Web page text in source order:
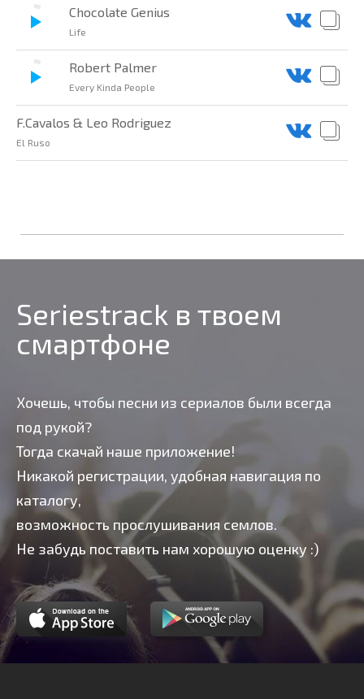
Chocolate Genius
Life
Robert Palmer
Every Kinda People
F.Cavalos & Leo Rodriguez
El Ruso
Seriestrack в твоем
смартфоне
Хочешь, чтобы песни из сериалов были всегда
под рукой?
Тогда скачай наше приложение!
Никакой регистрации, удобная навигация по
каталогу,
возможность прослушивания семлов.
Не забудь поставить нам хорошую оценку :)